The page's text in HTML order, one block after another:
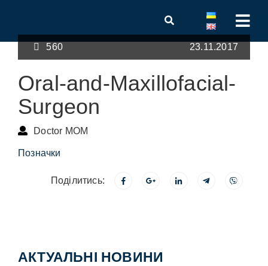
560 23.11.2017
Oral-and-Maxillofacial-
Surgeon
Doctor MOM
Позначки
Поділитись:
АКТУАЛЬНІ НОВИНИ